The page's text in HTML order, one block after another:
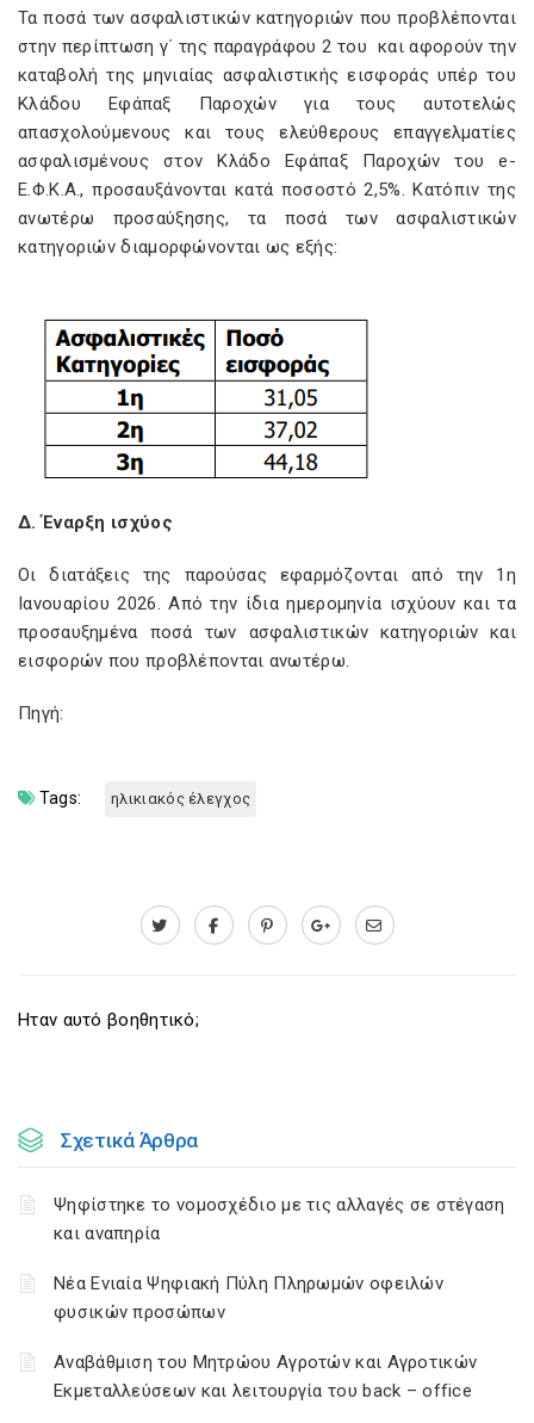
Τα ποσά των ασφαλιστικών κατηγοριών που προβλέπονται
στην περίπτωση γ΄ της παραγράφου 2 του και αφορούν την
καταβολή της μηνιαίας ασφαλιστικής εισφοράς υπέρ του
Κλάδου Εφάπαξ Παροχών για τους αυτοτελώς
απασχολούμενους και τους ελεύθερους επαγγελματίες
ασφαλισμένους στον Κλάδο Εφάπαξ Παροχών του e-
Ε.Φ.Κ.Α., προσαυξάνονται κατά ποσοστό 2,5%. Κατόπιν της
ανωτέρω προσαύξησης, τα ποσά των ασφαλιστικών
κατηγοριών διαμορφώνονται ως εξής:
Δ. Έναρξη ισχύος
Οι διατάξεις της παρούσας εφαρμόζονται από την 1η
Ιανουαρίου 2026. Από την ίδια ημερομηνία ισχύουν και τα
προσαυξημένα ποσά των ασφαλιστικών κατηγοριών και
εισφορών που προβλέπονται ανωτέρω.
Πηγή:
Tags: ηλικιακός έλεγχος
Ηταν αυτό βοηθητικό;
Σχετικά Άρθρα
Ψηφίστηκε το νομοσχέδιο με τις αλλαγές σε στέγαση
και αναπηρία
Νέα Ενιαία Ψηφιακή Πύλη Πληρωμών οφειλών
φυσικών προσώπων
Αναβάθμιση του Μητρώου Αγροτών και Αγροτικών
Εκμεταλλεύσεων και λειτουργία του back – office